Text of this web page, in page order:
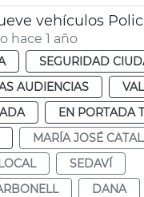
hace 1 año
SEGURIDAD
AUDIENCIAS
EN PORTADA
MARÍA JOSÉ
SEDAVÍ
DANA